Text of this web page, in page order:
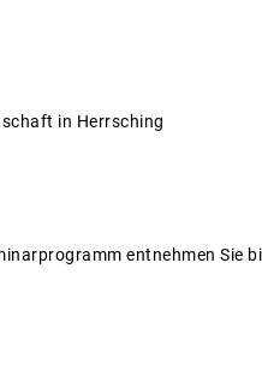
in Herrsching
entnehmen Sie